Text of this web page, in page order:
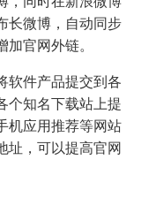
长微博，自动同步
官网外链。
软件产品提交到各
个知名下载站上提
机应用推荐等网站
址，可以提高官网